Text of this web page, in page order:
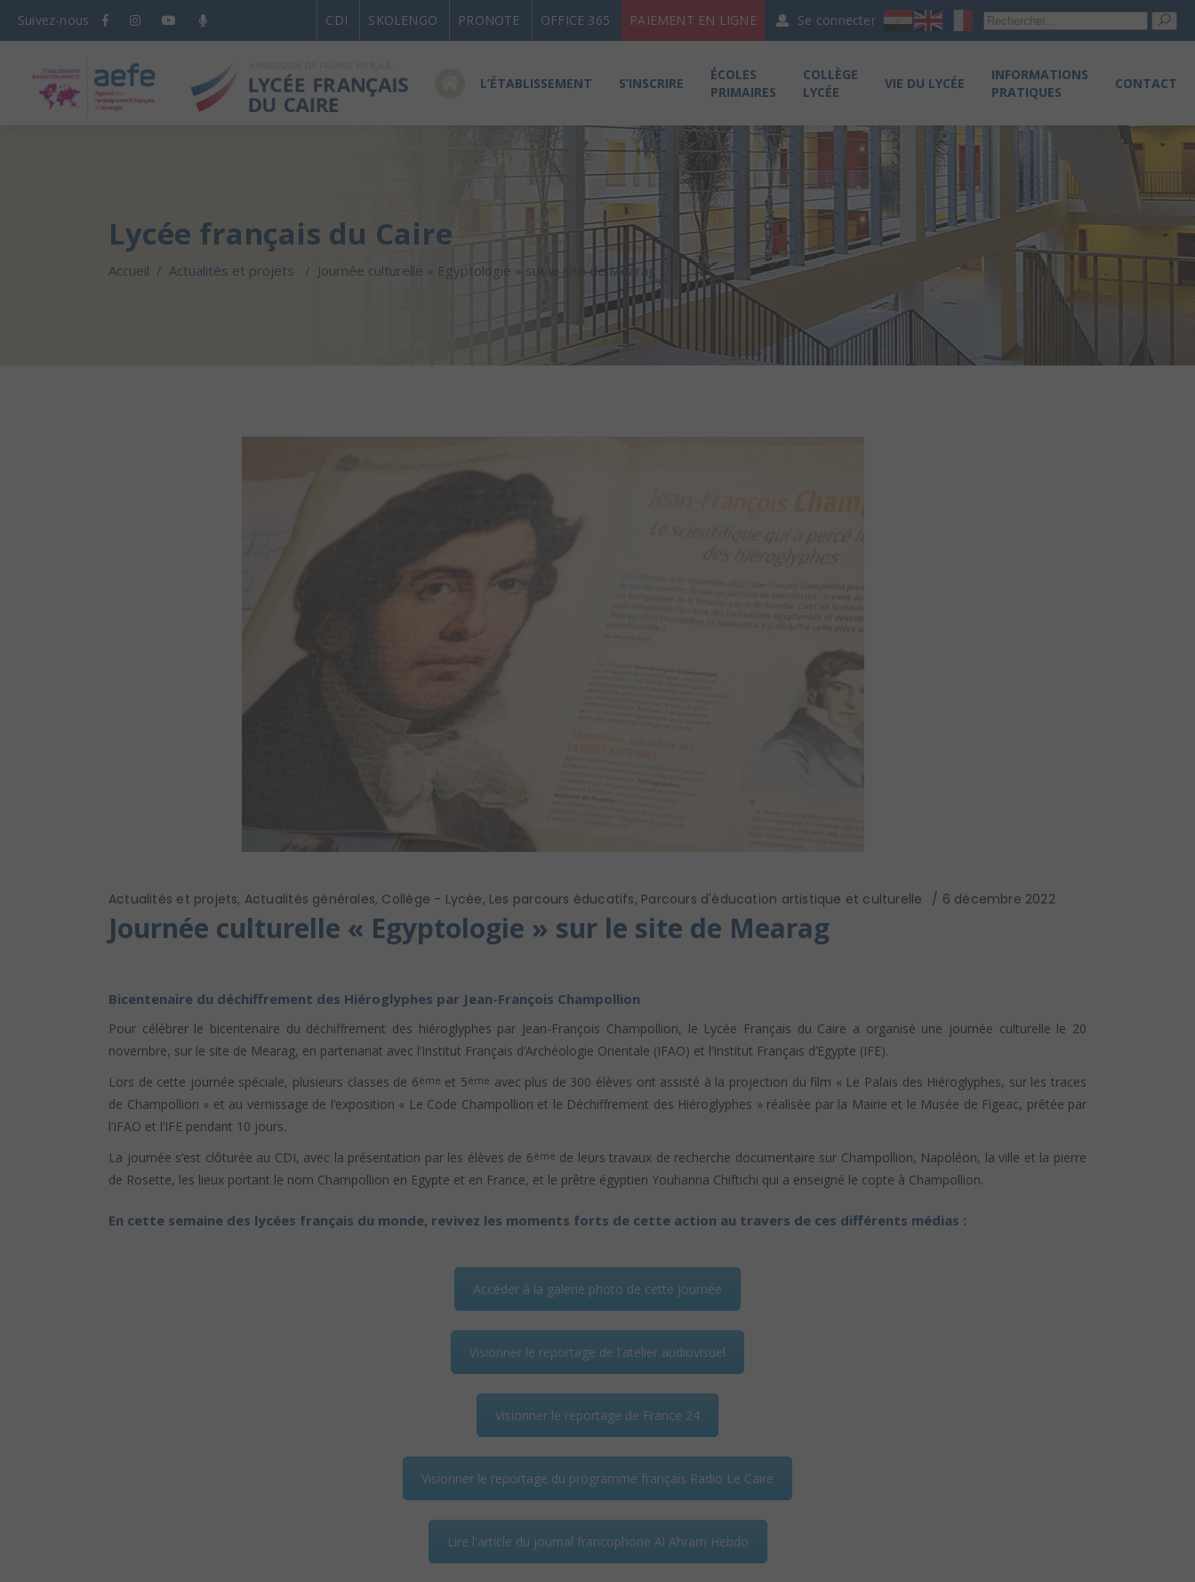
Suivez-nous CDI SKOLENGO PRONOTE OFFICE 365 PAIEMENT EN LIGNE Se connecter
L’ÉTABLISSEMENT S’INSCRIRE
ÉCOLES
PRIMAIRES
COLLÈGE
LYCÉE
VIE DU LYCÉE
INFORMATIONS
PRATIQUES
CONTACT
Lycée français du Caire
Accueil / Actualités et projets / Journée culturelle « Egyptologie » sur le site de Mearag
Actualités et projets, Actualités générales, Collège - Lycée, Les parcours éducatifs, Parcours d'éducation artistique et culturelle 6 décembre 2022
Journée culturelle « Egyptologie » sur le site de Mearag
Bicentenaire du déchiffrement des Hiéroglyphes par Jean-François Champollion
Pour célébrer le bicentenaire du déchiffrement des hiéroglyphes par Jean-François Champollion, le Lycée Français du Caire a organisé une journée culturelle le 20
novembre, sur le site de Mearag, en partenariat avec l’Institut Français d’Archéologie Orientale (IFAO) et l’Institut Français d’Egypte (IFE).
Lors de cette journée spéciale, plusieurs classes de 6ème et 5ème avec plus de 300 élèves ont assisté à la projection du film « Le Palais des Hiéroglyphes, sur les traces
de Champollion » et au vernissage de l’exposition « Le Code Champollion et le Déchiffrement des Hiéroglyphes » réalisée par la Mairie et le Musée de Figeac, prêtée par
l’IFAO et l’IFE pendant 10 jours.
La journée s’est clôturée au CDI, avec la présentation par les élèves de 6ème de leurs travaux de recherche documentaire sur Champollion, Napoléon, la ville et la pierre
de Rosette, les lieux portant le nom Champollion en Egypte et en France, et le prêtre égyptien Youhanna Chiftichi qui a enseigné le copte à Champollion.
En cette semaine des lycées français du monde, revivez les moments forts de cette action au travers de ces différents médias :
Accéder à la galerie photo de cette journée
Visionner le reportage de l'atelier audiovisuel
Visionner le reportage de France 24
Visionner le reportage du programme français Radio Le Caire
Lire l'article du journal francophone Al Ahram Hebdo